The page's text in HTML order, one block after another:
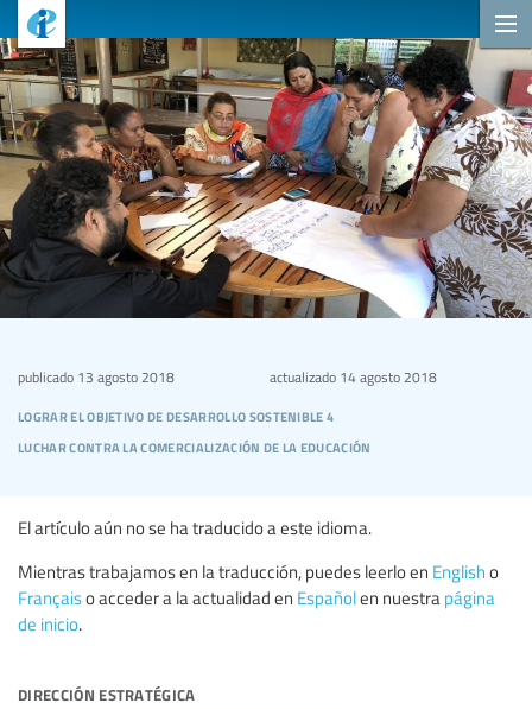
lograr el objetivo de desarrollo sostenible 4
luchar contra la comercialización de la educación
publicado 13 agosto 2018 actualizado14 agosto 2018
El artículo aún no se ha traducido a este idioma.
Mientras trabajamos en la traducción, puedes leerlo en English o
Françaiso acceder a la actualidad en Españolen nuestra página
de inicio.
dirección estratégica